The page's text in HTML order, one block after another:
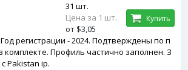
регистрации - 2024. Подтверждены по п
комплекте. Профиль частично заполнен. З
Pakistan ip.
31 шт.
Цена за 1 шт.
от $3,05
Купить